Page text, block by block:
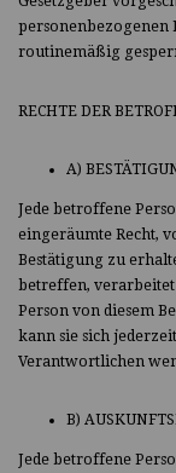
personenbezogenen
routinemäßig
RECHTE DER
A)
Jede betroffene
eingeräumte Recht,
Bestätigung zu
betreffen,
Person von diesem
kann sie sich
Verantwortlichen
B)
Jede betroffene